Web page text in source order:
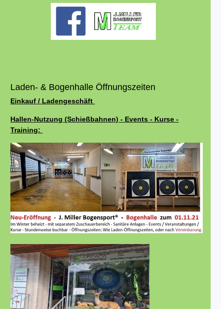
Laden- & Bogenhalle Öffnungszeiten
Einkauf / Ladengeschäft
Hallen-Nutzung (Schießbahnen) - Events - Kurse -
Training: